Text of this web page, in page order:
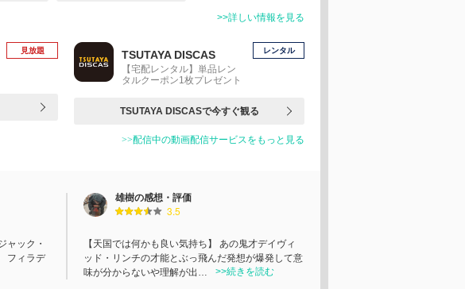
>>詳しい情報を見る
見放題 TSUTAYA DISCAS
【宅配レンタル】単品レン
タルクーポン1枚プレゼント
レンタル
TSUTAYA DISCASで今すぐ観る
>>配信中の動画配信サービスをもっと見る
ャック・
フィラデ
雄樹の感想・評価
3.5
【天国では何かも良い気持ち】 あの鬼才デイヴィ
ッド・リンチの才能とぶっ飛んだ発想が爆発して意
味が分からないや理解が出…
>>続きを読む